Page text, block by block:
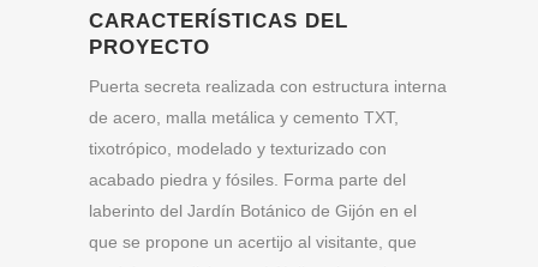
CARACTERÍSTICAS DEL
PROYECTO
Puerta secreta realizada con estructura interna
de acero, malla metálica y cemento TXT,
tixotrópico, modelado y texturizado con
acabado piedra y fósiles. Forma parte del
laberinto del Jardín Botánico de Gijón en el
que se propone un acertijo al visitante, que